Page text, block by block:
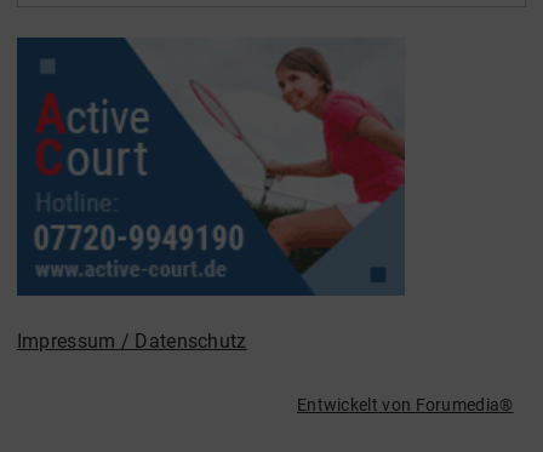
Impressum / Datenschutz
Entwickelt von Forumedia®